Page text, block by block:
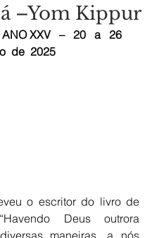
–Yom Kippur
XXV   –   20   a   26
de  2025
o escritor do livro de
Deus outrora